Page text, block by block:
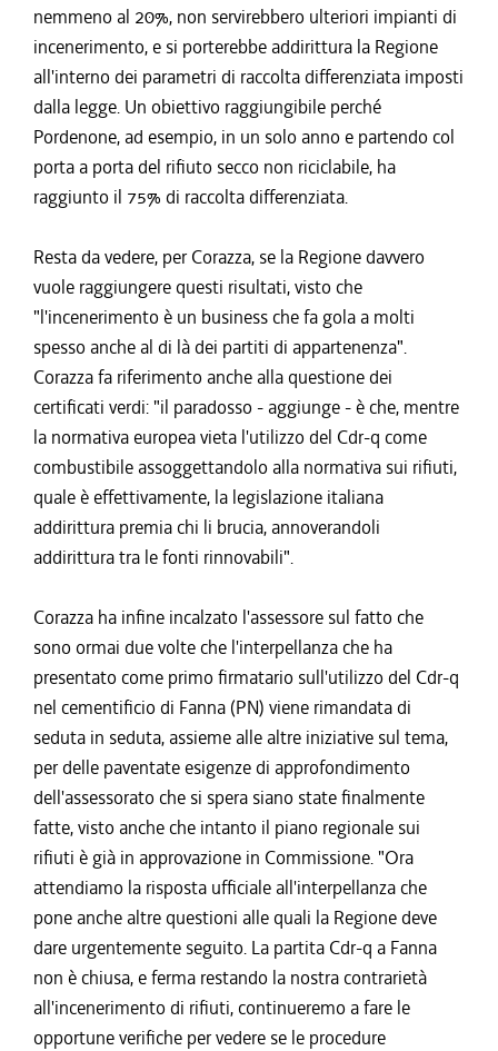
nemmeno al 20%, non servirebbero ulteriori impianti di
incenerimento, e si porterebbe addirittura la Regione
all'interno dei parametri di raccolta differenziata imposti
dalla legge. Un obiettivo raggiungibile perché
Pordenone, ad esempio, in un solo anno e partendo col
porta a porta del rifiuto secco non riciclabile, ha
raggiunto il 75% di raccolta differenziata.
Resta da vedere, per Corazza, se la Regione davvero
vuole raggiungere questi risultati, visto che
"l'incenerimento è un business che fa gola a molti
spesso anche al di là dei partiti di appartenenza".
Corazza fa riferimento anche alla questione dei
certificati verdi: "il paradosso - aggiunge - è che, mentre
la normativa europea vieta l'utilizzo del Cdr-q come
combustibile assoggettandolo alla normativa sui rifiuti,
quale è effettivamente, la legislazione italiana
addirittura premia chi li brucia, annoverandoli
addirittura tra le fonti rinnovabili".
Corazza ha infine incalzato l'assessore sul fatto che
sono ormai due volte che l'interpellanza che ha
presentato come primo firmatario sull'utilizzo del Cdr-q
nel cementificio di Fanna (PN) viene rimandata di
seduta in seduta, assieme alle altre iniziative sul tema,
per delle paventate esigenze di approfondimento
dell'assessorato che si spera siano state finalmente
fatte, visto anche che intanto il piano regionale sui
rifiuti è già in approvazione in Commissione. "Ora
attendiamo la risposta ufficiale all'interpellanza che
pone anche altre questioni alle quali la Regione deve
dare urgentemente seguito. La partita Cdr-q a Fanna
non è chiusa, e ferma restando la nostra contrarietà
all'incenerimento di rifiuti, continueremo a fare le
opportune verifiche per vedere se le procedure